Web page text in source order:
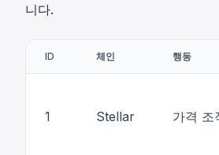
니다.
ID 체인 행동
1 Stellar 가격 조